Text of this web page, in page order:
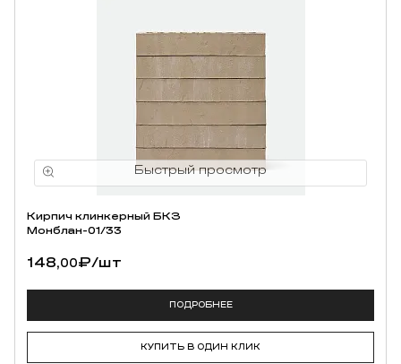
Кирпич клинкерный БКЗ
Монблан-01/33
148,00₽/шт
ПОДРОБНЕЕ
КУПИТЬ В ОДИН КЛИК